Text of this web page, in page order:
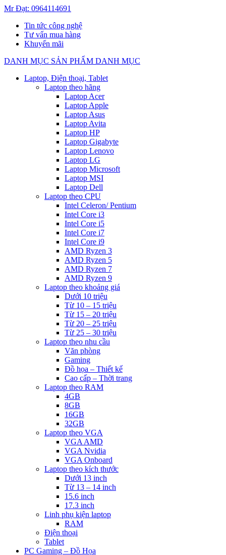
Mr Đạt: 0964114691
Tin tức công nghệ
Tư vấn mua hàng
Khuyến mãi
DANH MỤC SẢN PHẨM DANH MỤC
Laptop, Điện thoại, Tablet
Laptop theo hãng
Laptop Acer
Laptop Apple
Laptop Asus
Laptop Avita
Laptop HP
Laptop Gigabyte
Laptop Lenovo
Laptop LG
Laptop Microsoft
Laptop MSI
Laptop Dell
Laptop theo CPU
Intel Celeron/ Pentium
Intel Core i3
Intel Core i5
Intel Core i7
Intel Core i9
AMD Ryzen 3
AMD Ryzen 5
AMD Ryzen 7
AMD Ryzen 9
Laptop theo khoảng giá
Dưới 10 triệu
Từ 10 – 15 triệu
Từ 15 – 20 triệu
Từ 20 – 25 triệu
Từ 25 – 30 triệu
Laptop theo nhu cầu
Văn phòng
Gaming
Đồ họa – Thiết kế
Cao cấp – Thời trang
Laptop theo RAM
4GB
8GB
16GB
32GB
Laptop theo VGA
VGA AMD
VGA Nvidia
VGA Onboard
Laptop theo kích thước
Dưới 13 inch
Từ 13 – 14 inch
15.6 inch
17.3 inch
Linh phụ kiện laptop
RAM
Điện thoại
Tablet
PC Gaming – Đồ Họa